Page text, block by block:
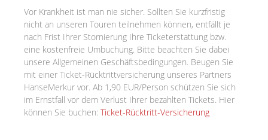
Vor Krankheit ist man nie sicher. Sollten Sie kurzfristig
nicht an unseren Touren teilnehmen können, entfällt je
nach Frist Ihrer Stornierung Ihre Ticketerstattung bzw.
eine kostenfreie Umbuchung. Bitte beachten Sie dabei
unsere Allgemeinen Geschäftsbedingungen. Beugen Sie
mit einer Ticket-Rücktrittversicherung unseres Partners
HanseMerkur vor. Ab 1,90 EUR/Person schützen Sie sich
im Ernstfall vor dem Verlust Ihrer bezahlten Tickets. Hier
können Sie buchen: Ticket-Rücktritt-Versicherung